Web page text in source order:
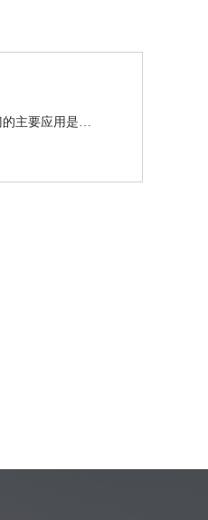
防辐射铅门的主要应用是怎样的